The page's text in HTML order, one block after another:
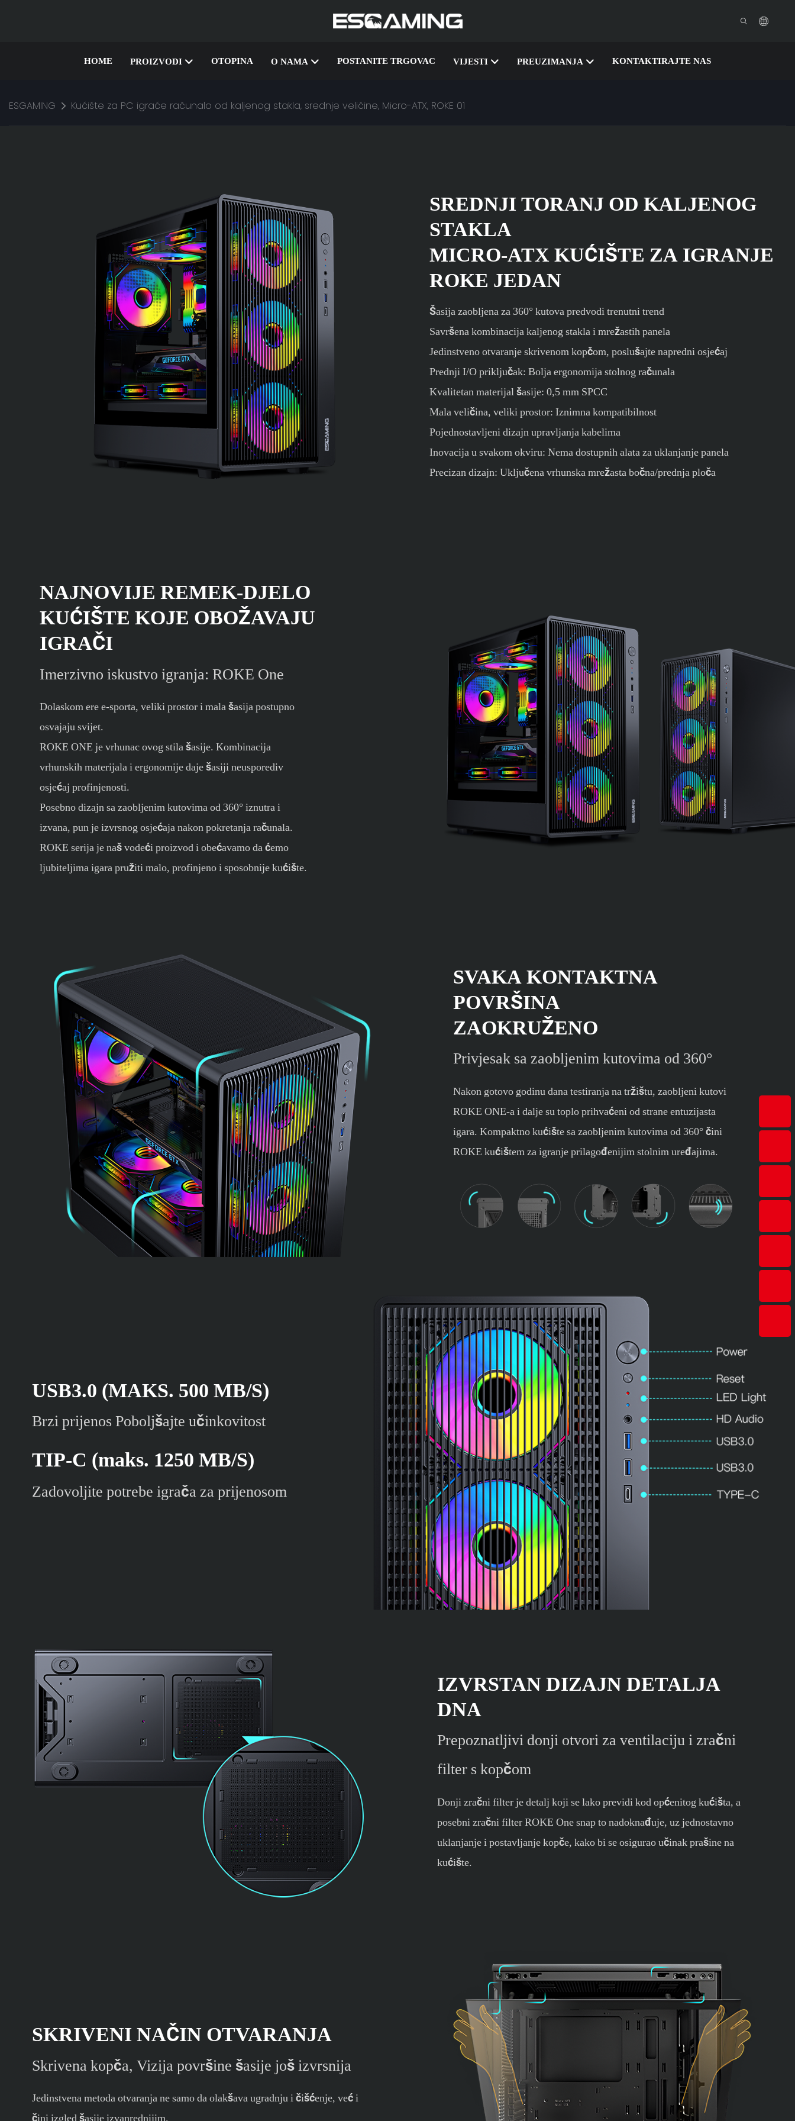
HOME PROIZVODI OTOPINA O NAMA POSTANITE TRGOVAC VIJESTI PREUZIMANJA KONTAKTIRAJTE NAS
ESGAMING Kućište za PC igraće računalo od kaljenog stakla, srednje veličine, Micro-ATX, ROKE 01
SREDNJI TORANJ OD KALJENOG
STAKLA
MICRO-ATX KUĆIŠTE ZA IGRANJE
ROKE JEDAN
Šasija zaobljena za 360° kutova predvodi trenutni trend
Savršena kombinacija kaljenog stakla i mrežastih panela
Jedinstveno otvaranje skrivenom kopčom, poslušajte napredni osjećaj
Prednji I/O priključak: Bolja ergonomija stolnog računala
Kvalitetan materijal šasije: 0,5 mm SPCC
Mala veličina, veliki prostor: Iznimna kompatibilnost
Pojednostavljeni dizajn upravljanja kabelima
Inovacija u svakom okviru: Nema dostupnih alata za uklanjanje panela
Precizan dizajn: Uključena vrhunska mrežasta bočna/prednja ploča
NAJNOVIJE REMEK-DJELO
KUĆIŠTE KOJE OBOŽAVAJU
IGRAČI
Imerzivno iskustvo igranja: ROKE One
Dolaskom ere e-sporta, veliki prostor i mala šasija postupno
osvajaju svijet.
ROKE ONE je vrhunac ovog stila šasije. Kombinacija
vrhunskih materijala i ergonomije daje šasiji neusporediv
osjećaj profinjenosti.
Posebno dizajn sa zaobljenim kutovima od 360° iznutra i
izvana, pun je izvrsnog osjećaja nakon pokretanja računala.
ROKE serija je naš vodeći proizvod i obećavamo da ćemo
ljubiteljima igara pružiti malo, profinjeno i sposobnije kućište.
SVAKA KONTAKTNA
POVRŠINA
ZAOKRUŽENO
Privjesak sa zaobljenim kutovima od 360°
Nakon gotovo godinu dana testiranja na tržištu, zaobljeni kutovi
ROKE ONE-a i dalje su toplo prihvaćeni od strane entuzijasta
igara. Kompaktno kućište sa zaobljenim kutovima od 360° čini
ROKE kućištem za igranje prilagođenijim stolnim uređajima.
USB3.0 (MAKS. 500 MB/S)
Brzi prijenos Poboljšajte učinkovitost
TIP-C (maks. 1250 MB/S)
Zadovoljite potrebe igrača za prijenosom
IZVRSTAN DIZAJN DETALJA
DNA
Prepoznatljivi donji otvori za ventilaciju i zračni
filter s kopčom
Donji zračni filter je detalj koji se lako previdi kod općenitog kućišta, a
posebni zračni filter ROKE One snap to nadoknađuje, uz jednostavno
uklanjanje i postavljanje kopče, kako bi se osigurao učinak prašine na
kućište.
SKRIVENI NAČIN OTVARANJA
Skrivena kopča, Vizija površine šasije još izvrsnija
Jedinstvena metoda otvaranja ne samo da olakšava ugradnju i čišćenje, već i
čini izgled šasije izvanrednijim.